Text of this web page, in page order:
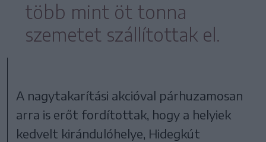
több mint öt tonna
szemetet szállítottak el.
A nagytakarítási akcióval párhuzamosan
arra is erőt fordítottak, hogy a helyiek
kedvelt kirándulóhelye, Hidegkút